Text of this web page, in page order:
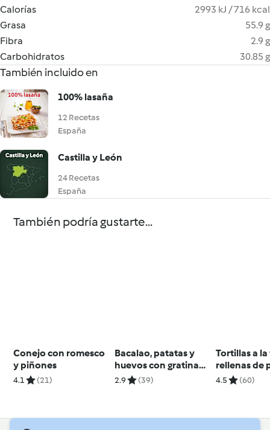
Calorías
2993 kJ / 716 kcal
Grasa
55.9 g
Fibra
2.9 g
Carbohidratos
30.85 g
También incluido en
100% lasaña
12 Recetas
España
Castilla y León
24 Recetas
España
También podría gustarte...
Conejo con romesco
y piñones
4.1 (21)
Bacalao, patatas y
huevos con gratinado
de pimientos
2.9 (39)
Tortillas a
rellenas de
lucense
4.5 (60)